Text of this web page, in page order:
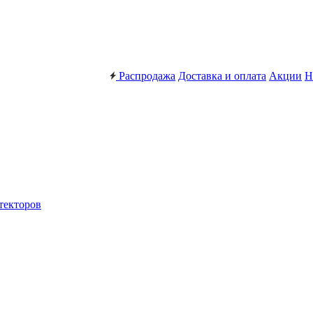
Распродажа Доставка и оплата Акции